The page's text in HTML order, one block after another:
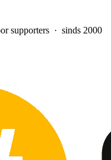
supporters · sinds 2000